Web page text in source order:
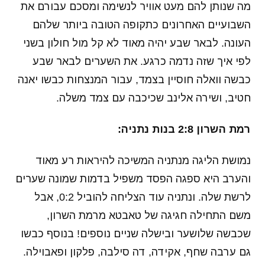
מה שנותן להם מעט אוויר לנשימה ומסכם עבורם את
השבועיים האחרונים כתקופה הטובה ביותר שלהם
העונה. לבאר שבע יהיה מאוד לא קל מול חולון בשני
לפי איך שזה נדמה כרגע. את השערים לבאר שבע
כבשה וואלה חוסיין בצמד, עבור המנצחות כבשו יאנה
חטיב, ושירה אלינב שכיכבה עם צמד משלה.
רמת השרון 2:8 בנות נתניה:
נמושת הליגה מנתניה המשיכה להיראות רע מאוד
והערב היא ספגה הפסד משפיל בדמות שמונה שערים
לרשת שלה. ונתניה עוד הצליחה להוביל 0:2, אבל
משם התחילה חגיגה של טאבטא מרמת השרון,
שכבשה שלושער ובישלה שניים נוספים! בנוסף כבשו
גם ערבה שחף, אקידה, דה סילבה, פלקון ופאבוילה.